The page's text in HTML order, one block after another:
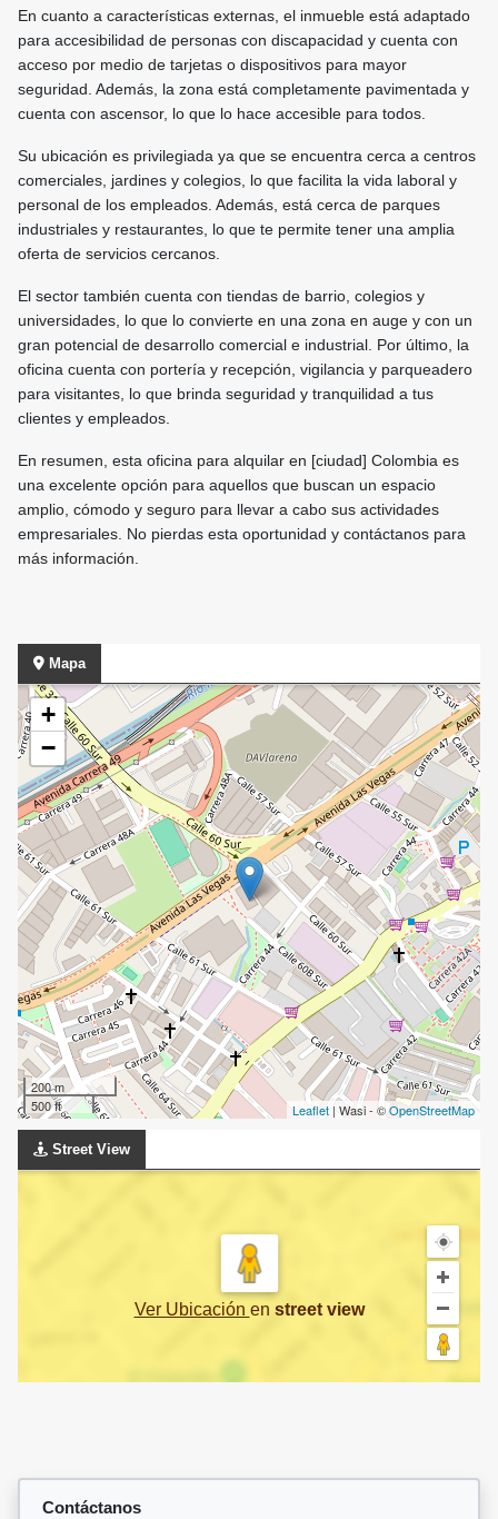
En cuanto a características externas, el inmueble está adaptado
para accesibilidad de personas con discapacidad y cuenta con
acceso por medio de tarjetas o dispositivos para mayor
seguridad. Además, la zona está completamente pavimentada y
cuenta con ascensor, lo que lo hace accesible para todos.
Su ubicación es privilegiada ya que se encuentra cerca a centros
comerciales, jardines y colegios, lo que facilita la vida laboral y
personal de los empleados. Además, está cerca de parques
industriales y restaurantes, lo que te permite tener una amplia
oferta de servicios cercanos.
El sector también cuenta con tiendas de barrio, colegios y
universidades, lo que lo convierte en una zona en auge y con un
gran potencial de desarrollo comercial e industrial. Por último, la
oficina cuenta con portería y recepción, vigilancia y parqueadero
para visitantes, lo que brinda seguridad y tranquilidad a tus
clientes y empleados.
En resumen, esta oficina para alquilar en [ciudad] Colombia es
una excelente opción para aquellos que buscan un espacio
amplio, cómodo y seguro para llevar a cabo sus actividades
empresariales. No pierdas esta oportunidad y contáctanos para
más información.
Mapa
+
−
200 m
500 ft
Leaflet | Wasi - ©OpenStreetMap
Street View
Ver Ubicación en street view
Contáctanos